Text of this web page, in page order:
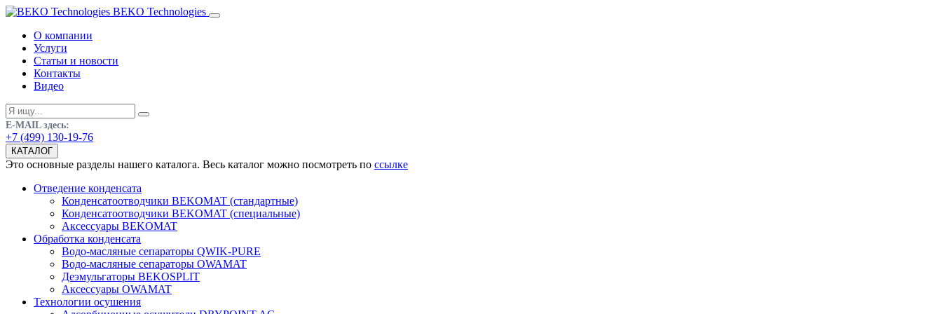
BEKO Technologies
О компании
Услуги
Статьи и новости
Контакты
Видео
E-MAIL здесь:
+7 (499) 130-19-76
КАТАЛОГ
Это основные разделы нашего каталога. Весь каталог можно посмотреть по ссылке
Отведение конденсата
Конденсатоотводчики BEKOMAT (стандартные)
Конденсатоотводчики BEKOMAT (специальные)
Аксессуары BEKOMAT
Обработка конденсата
Водо-масляные сепараторы QWIK-PURE
Водо-масляные сепараторы OWAMAT
Деэмульгаторы BEKOSPLIT
Аксессуары OWAMAT
Технологии осушения